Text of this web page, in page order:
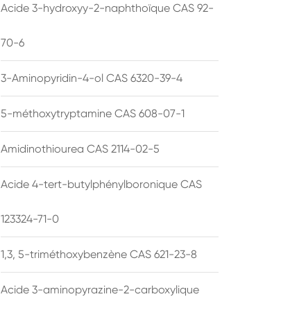
Acide 3-hydroxyy-2-naphthoïque CAS 92-
70-6
3-Aminopyridin-4-ol CAS 6320-39-4
5-méthoxytryptamine CAS 608-07-1
Amidinothiourea CAS 2114-02-5
Acide 4-tert-butylphénylboronique CAS
123324-71-0
1,3, 5-triméthoxybenzène CAS 621-23-8
Acide 3-aminopyrazine-2-carboxylique